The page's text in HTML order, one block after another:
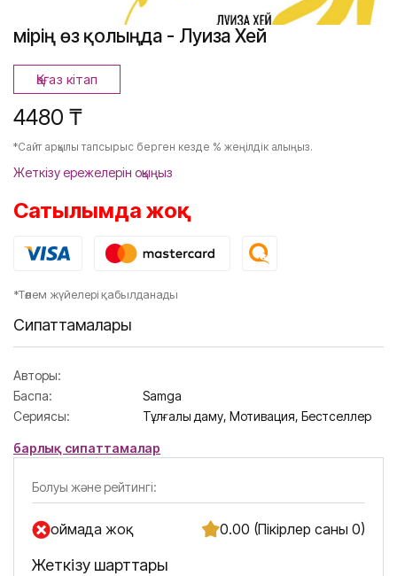
Өмірің өз қолыңда - Луиза Хей
Қағаз кітап
4480 ₸
*Сайт арқылы тапсырыс берген кезде % жеңілдік алыңыз.
Жеткізу ережелерін оқыңыз
Сатылымда жоқ
*Төлем жүйелері қабылданады
Сипаттамалары
Авторы:
Баспа:
Samga
Сериясы:
Тұлғалық даму, Мотивация, Бестселлер
барлық сипаттамалар
Болуы және рейтингі:
Қоймада жоқ 0.00 (Пікірлер саны 0)
Жеткізу шарттары